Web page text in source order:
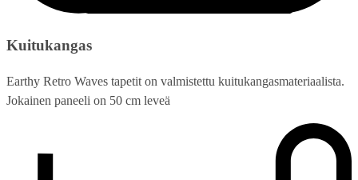
Kuitukangas
Earthy Retro Waves tapetit on valmistettu kuitukangasmateriaalista.
Jokainen paneeli on 50 cm leveä